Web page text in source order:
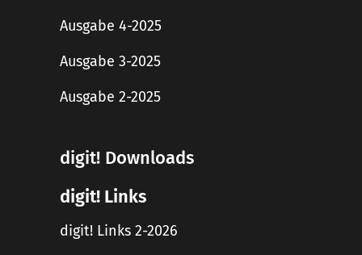
Ausgabe 4-2025
Ausgabe 3-2025
Ausgabe 2-2025
digit! Downloads
digit! Links
digit! Links 2-2026